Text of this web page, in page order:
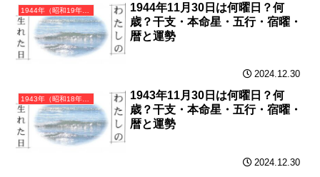
1944年（昭和19年）甲申（きのえさる）・申年（さる年）カレンダー（月曜はじまり）
1944年11月30日は何曜日？何
歳？干支・本命星・五行・宿曜・
暦と運勢
2024.12.30
1943年（昭和18年）癸未（みずのとひつじ）・未年（ひつじ年）カレンダー（月曜はじまり）
1943年11月30日は何曜日？何
歳？干支・本命星・五行・宿曜・
暦と運勢
2024.12.30